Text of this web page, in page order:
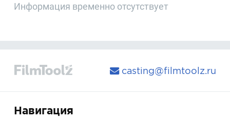
Информация временно отсутствует
casting@filmtoolz.ru
Навигация